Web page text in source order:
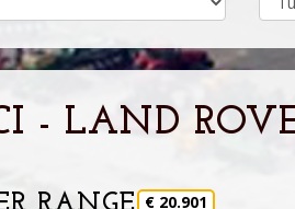
- LAND
€ 20.901